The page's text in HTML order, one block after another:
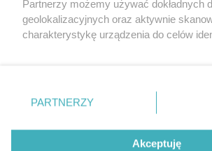
e-mail:redakcja@rzeszow-
Zasady dodawania i publikacji
Partnerzy możemy używać dokładnych
geolokalizacyjnych oraz aktywnie
charakterystykę urządzenia do celów
zmienić/wycofać klikając przycisk
znajdujący się w lewym dolnym rogu
użytkownika, ale masz prawo sprzeciwić
PARTNERZY
Akceptuję